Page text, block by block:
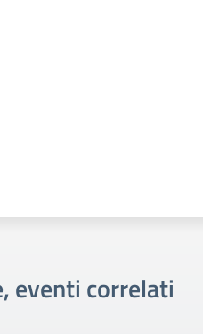
eventi correlati